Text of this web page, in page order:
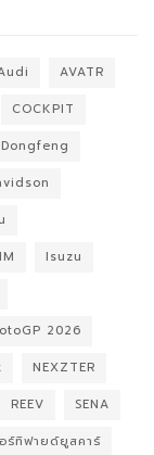
AVATR
COCKPIT
Dongfeng
IM
Isuzu
2026
NEXZTER
REEV
SENA
ร์ทิฟายด์ยูสคาร์